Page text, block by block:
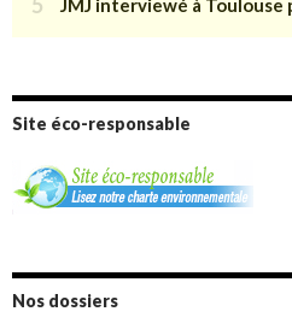
Site éco-responsable
Nos dossiers